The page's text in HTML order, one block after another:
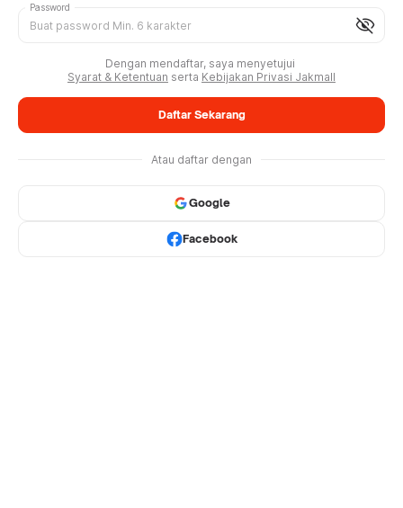
visibility_off
Password
Dengan mendaftar, saya menyetujui
Syarat & Ketentuan serta Kebijakan Privasi Jakmall
Daftar Sekarang
Atau daftar dengan
Google
Facebook